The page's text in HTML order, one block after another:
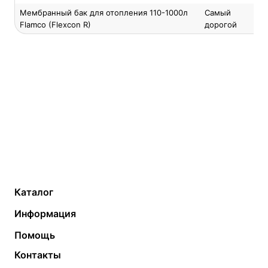
Мембранный бак для отопления 110-1000л
Flamco (Flexcon R)
Самый
дорогой
Каталог
Твердотопливные котлы
Электрические котлы
Банные печи
Теплый пол
Радиаторы
Насосы
Информация
Контакты
Статьи
Помощь
Контакты